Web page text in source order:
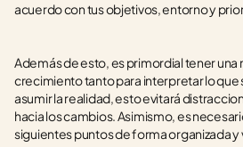
acuerdo con tus objetivos, entorno y
Además de esto, es primordial tener una
crecimiento tanto para interpretar lo que
asumir la realidad, esto evitará
hacia los cambios. Asimismo, es
siguientes puntos de forma organizada y